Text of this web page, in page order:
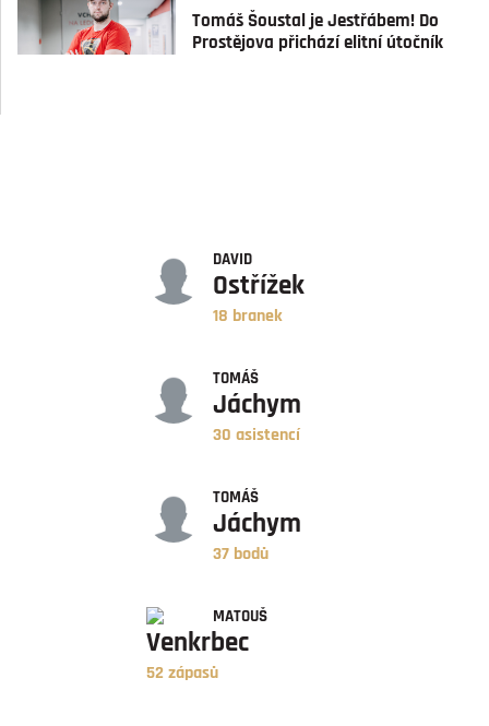
Tomáš Šoustal je Jestřábem! Do
Prostějova přichází elitní útočník
DAVID
Ostřížek
18 branek
TOMÁŠ
Jáchym
30 asistencí
TOMÁŠ
Jáchym
37 bodů
MATOUŠ
Venkrbec
52 zápasů